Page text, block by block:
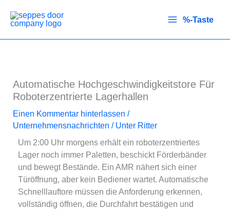
Inhalt
springen
%-Taste
Automatische Hochgeschwindigkeitstore Für
Roboterzentrierte Lagerhallen
Einen Kommentar hinterlassen /
Unternehmensnachrichten / Unter Ritter
Um 2:00 Uhr morgens erhält ein roboterzentriertes
Lager noch immer Paletten, beschickt Förderbänder
und bewegt Bestände. Ein AMR nähert sich einer
Türöffnung, aber kein Bediener wartet. Automatische
Schnelllauftore müssen die Anforderung erkennen,
vollständig öffnen, die Durchfahrt bestätigen und